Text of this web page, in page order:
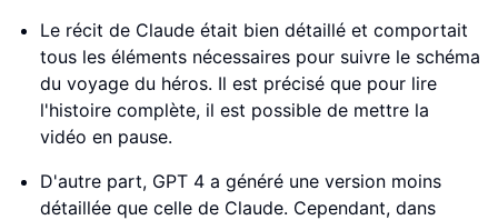
Le récit de Claude était bien détaillé et comportait
tous les éléments nécessaires pour suivre le schéma
du voyage du héros. Il est précisé que pour lire
l'histoire complète, il est possible de mettre la
vidéo en pause.
D'autre part, GPT 4 a généré une version moins
détaillée que celle de Claude. Cependant, dans